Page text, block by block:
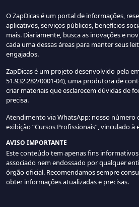
O ZapDicas é um portal de informações,
aplicativos, serviços públicos, benefícios
mais. Diariamente, busca as inovações e
cada uma dessas áreas para manter seus
engajados.
ZapDicas é um projeto desenvolvido pela
51.932.282/0001-04), uma produtora de
criar materiais que esclarecem dúvidas de
precisa.
Atendimento via WhatsApp: nosso número
exibição “Cursos Profissionais”, vinculado à
AVISO IMPORTANTE
Este conteúdo tem apenas fins
associado nem endossado por qualquer
órgão oficial. Recomendamos sempre
obter informações atualizadas e precisas.